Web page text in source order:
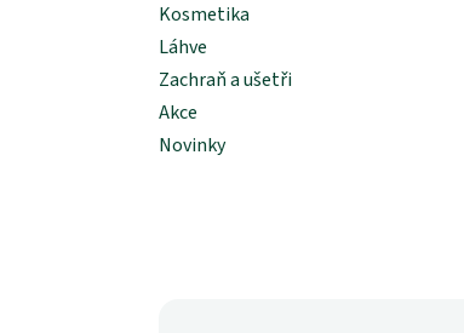
Kosmetika
Láhve
Zachraň a ušetři
Akce
Novinky